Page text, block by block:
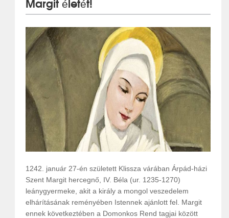
1242. január 27-én született Klissza várában Árpád-házi
Szent Margit hercegnő, IV. Béla (ur. 1235-1270)
leánygyermeke, akit a király a mongol veszedelem
elhárításának reményében Istennek ajánlott fel. Margit
ennek következtében a Domonkos Rend tagjai között